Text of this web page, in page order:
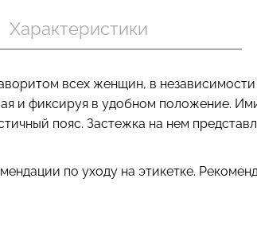
Характеристики
всех женщин, в
и фиксируя в удобном положение.
пояс. Застежка на нем
по уходу на этикетке.